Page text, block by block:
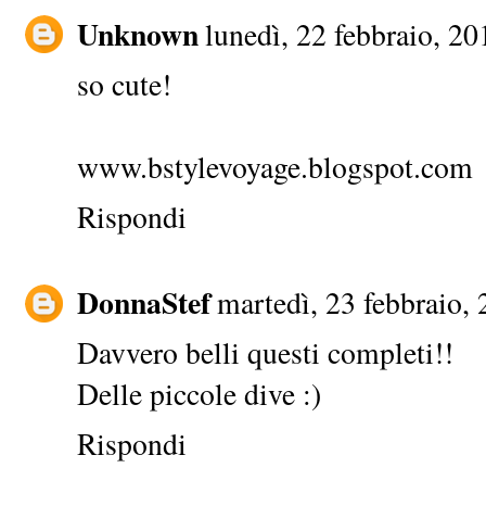
Unknownlunedì, 22 febbraio,
so cute!
www.bstylevoyage.blogspot.com
Rispondi
DonnaStefmartedì, 23 febbraio,
Davvero belli questi completi!!
Delle piccole dive :)
Rispondi